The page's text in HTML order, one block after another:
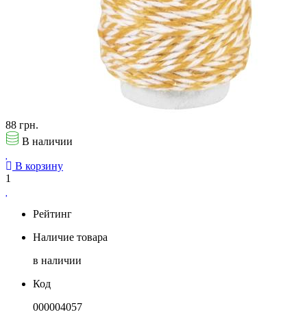
88 грн.
В наличии
В корзину
1
Рейтинг
Наличие товара
в наличии
Код
000004057